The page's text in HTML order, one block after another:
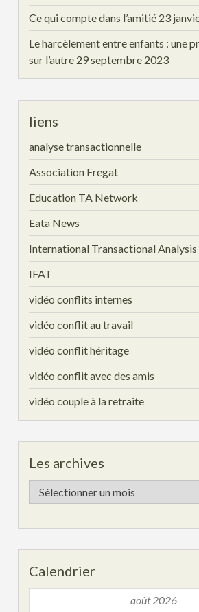
Ce qui compte dans l’amitié 23
Le harcèlement entre enfants : une
sur l’autre 29 septembre 2023
liens
analyse transactionnelle
Association Fregat
Education TA Network
Eata News
International Transactional
IFAT
vidéo conflits internes
vidéo conflit au travail
vidéo conflit héritage
vidéo conflit avec des amis
vidéo couple à la retraite
Les archives
Les
archives
Calendrier
août 2026